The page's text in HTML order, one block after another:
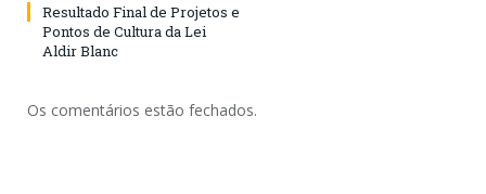
Resultado Final de Projetos e
Pontos de Cultura da Lei
Aldir Blanc
Os comentários estão fechados.